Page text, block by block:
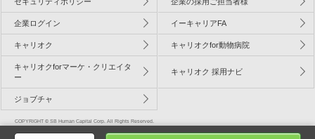
企業ログイン イーキャリアFA
キャリオク キャリオクfor動物病院
キャリオクforマーケ・クリエイタ
ー
キャリオク 採用ナビ
ジョブチャ
COPYRIGHT © SB Human Capital Corp. All Rights Reserved.